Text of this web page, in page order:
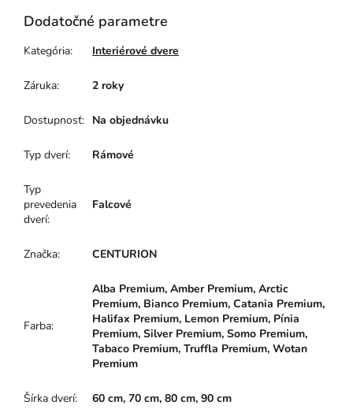
Dodatočné parametre
Kategória: Interiérové dvere
Záruka: 2 roky
Dostupnosť: Na objednávku
Typ dverí: Rámové
Typ
prevedenia
dverí:
Falcové
Značka: CENTURION
Farba:
Alba Premium, Amber Premium, Arctic
Premium, Bianco Premium, Catania Premium,
Halifax Premium, Lemon Premium, Pínia
Premium, Silver Premium, Somo Premium,
Tabaco Premium, Truffla Premium, Wotan
Premium
Šírka dverí: 60 cm, 70 cm, 80 cm, 90 cm